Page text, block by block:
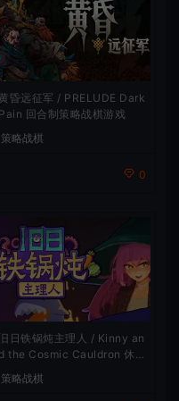
昏远征军 / PRELUDE Dark
Pain 回合制策略战棋游戏
策略战棋
0
旧日铁锅炖主理人 / Kinny an
d the Cosmic Cauldron 休闲
卡片肉鸽策略游戏
策略战棋